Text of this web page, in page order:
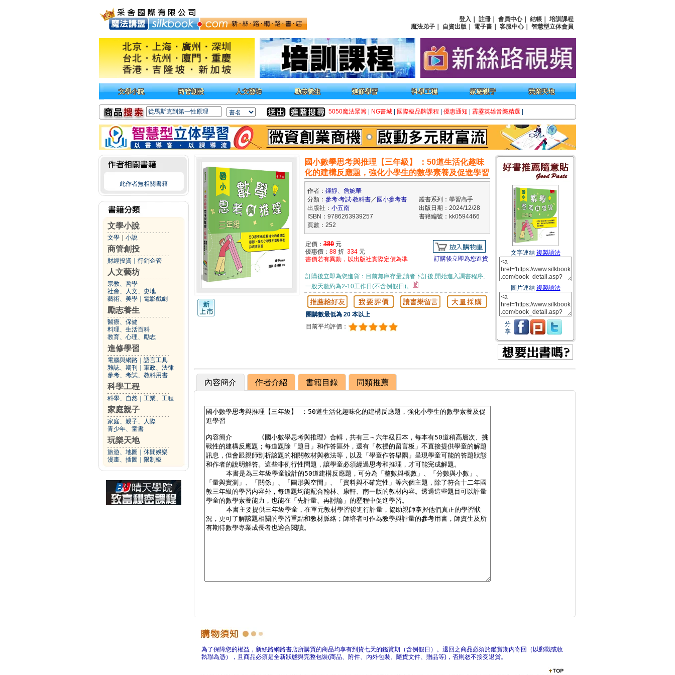
登入 註冊 會員中心｜ 結帳
培訓課程
魔法弟子
自資出版 電子書 客服中心｜ 智慧型立体會員
5050魔法眾籌 NG書城 國際級品牌課程 優惠通知 霹靂英雄音樂精選
此作者無相關書籍
文學小說
文學 小說
商管創投
財經投資 行銷企管
人文藝坊
宗教、哲學
社會、人文、史地
藝術、美學
電影戲劇
勵志養生
醫療、保健
料理、生活百科
教育、心理、勵志
進修學習
電腦與網路
語言工具
雜誌、期刊
軍政、法律
參考、考試、教科用書
科學工程
科學、自然 工業、工程
家庭親子
家庭、親子、人際
青少年、童書
玩樂天地
旅遊、地圖
休閒娛樂
漫畫、插圖
限制級
國小數學思考與推理【三年級】 ：50道生活化趣味
化的建構反應題，強化小學生的數學素養及促進學習
作者： 鍾靜、詹婉華
分類： 參考‧考試‧教科書／ 國小參考書
叢書系列：學習高手
出版社： 小五南
出版日期：2024/12/28
ISBN：9786263939257
書籍編號：kk0594466
頁數：252
定價： 380 元
優惠價： 88 折 334 元
書價若有異動，以出版社實際定價為準
訂購後立即為您進貨
訂購後立即為您進貨：目前無庫存量,讀者下訂後,開始進入調書程序,
一般天數約為2-10工作日(不含例假日)。
團購數最低為 20 本以上
目前平均評價：
文字連結 複製語法
圖片連結 複製語法
分
享
內容簡介 作者介紹 書籍目錄 同類推薦
為了保障您的權益，新絲路網路書店所購買的商品均享有到貨七天的鑑賞期（含例假日）。退回之商品必須於鑑賞期內寄回（以郵戳或收
執聯為憑），且商品必須是全新狀態與完整包裝(商品、附件、內外包裝、隨貨文件、贈品等)，否則恕不接受退貨。